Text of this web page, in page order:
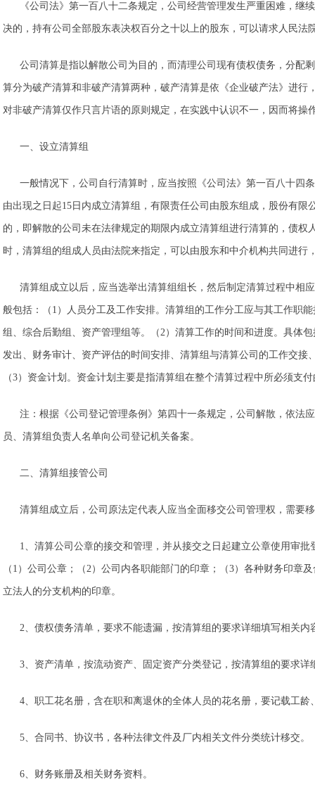
《公司法》第一百八十二条规定，公司经营管理发生严重困难，
决的，持有公司全部股东表决权百分之十以上的股东，可以请求人民法
公司清算是指以解散公司为目的，而清理公司现有债权债务，分配
算分为破产清算和非破产清算两种，破产清算是依《企业破产法》进
对非破产清算仅作只言片语的原则规定，在实践中认识不一，因而将操
一、设立清算组
一般情况下，公司自行清算时，应当按照《公司法》第一百八十四
由出现之日起15日内成立清算组，有限责任公司由股东组成，股份有
的，即解散的公司未在法律规定的期限内成立清算组进行清算的，债
时，清算组的组成人员由法院来指定，可以由股东和中介机构共同进行
清算组成立以后，应当选举出清算组组长，然后制定清算过程中相
般包括：（1）人员分工及工作安排。清算组的工作分工应与其工作职
组、综合后勤组、资产管理组等。（2）清算工作的时间和进度。具体
发出、财务审计、资产评估的时间安排、清算组与清算公司的工作交
（3）资金计划。资金计划主要是指清算组在整个清算过程中所必须支
注：根据《公司登记管理条例》第四十一条规定，公司解散，依法
员、清算组负责人名单向公司登记机关备案。
二、清算组接管公司
清算组成立后，公司原法定代表人应当全面移交公司管理权，需要
1、清算公司公章的接交和管理，并从接交之日起建立公章使用审
（1）公司公章；（2）公司内各职能部门的印章；（3）各种财务印章
立法人的分支机构的印章。
2、债权债务清单，要求不能遗漏，按清算组的要求详细填写相关内
3、资产清单，按流动资产、固定资产分类登记，按清算组的要求详
4、职工花名册，含在职和离退休的全体人员的花名册，要记载工
5、合同书、协议书，各种法律文件及厂内相关文件分类统计移交。
6、财务账册及相关财务资料。